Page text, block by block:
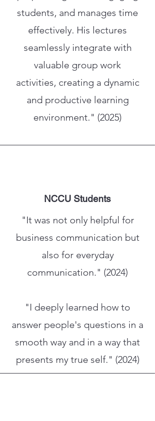
students, and manages time
effectively. His lectures
seamlessly integrate with
valuable group work
activities, creating a dynamic
and productive learning
environment." (2025)
NCCU Students
"It was not only helpful for
business communication but
also for everyday
communication." (2024)
"I deeply learned how to
answer people's questions in a
smooth way and in a way that
presents my true self." (2024)